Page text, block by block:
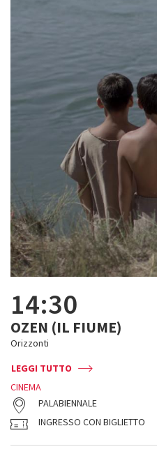
14:30
OZEN (IL FIUME)
Orizzonti
LEGGI TUTTO
CINEMA
PALABIENNALE
INGRESSO CON BIGLIETTO